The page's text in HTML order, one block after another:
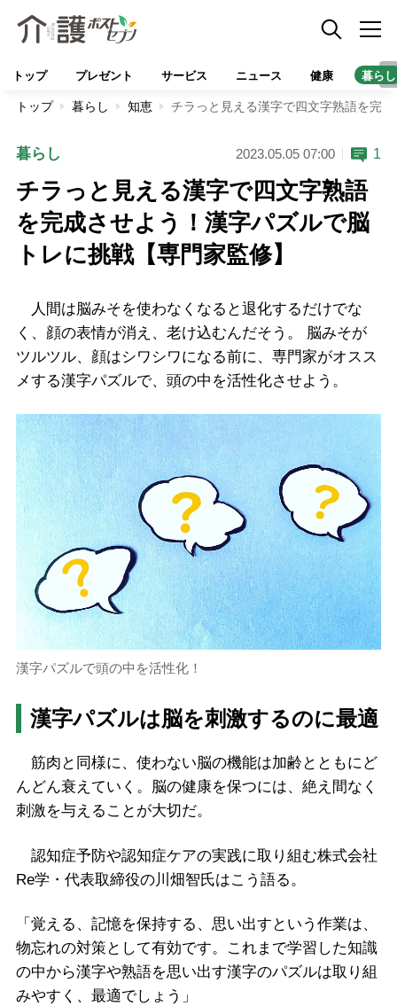
トップ プレゼント サービス ニュース 健康 暮らし
トップ 暮らし 知恵 チラっと見える漢字で四文字熟語を完
暮らし 2023.05.05 07:00 1
チラっと見える漢字で四文字熟語
を完成させよう！漢字パズルで脳
トレに挑戦【専門家監修】
人間は脳みそを使わなくなると退化するだけでな
く、顔の表情が消え、老け込むんだそう。 脳みそが
ツルツル、顔はシワシワになる前に、専門家がオスス
メする漢字パズルで、頭の中を活性化させよう。
漢字パズルで頭の中を活性化！
漢字パズルは脳を刺激するのに最適
筋肉と同様に、使わない脳の機能は加齢とともにど
んどん衰えていく。脳の健康を保つには、絶え間なく
刺激を与えることが大切だ。
認知症予防や認知症ケアの実践に取り組む株式会社
Re学・代表取締役の川畑智氏はこう語る。
「覚える、記憶を保持する、思い出すという作業は、
物忘れの対策として有効です。これまで学習した知識
の中から漢字や熟語を思い出す漢字のパズルは取り組
みやすく、最適でしょう」